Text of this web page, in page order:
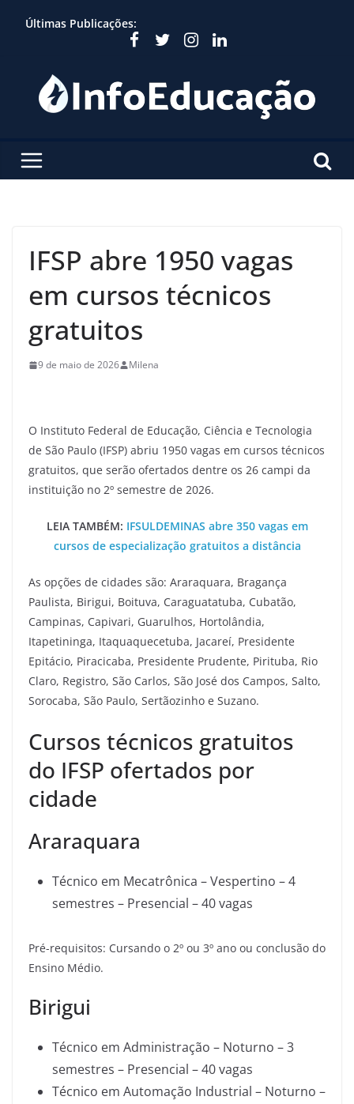
Últimas Publicações:
IFSP abre 1950 vagas
em cursos técnicos
gratuitos
9 de maio de 2026 Milena
O Instituto Federal de Educação, Ciência e Tecnologia
de São Paulo (IFSP) abriu 1950 vagas em cursos técnicos
gratuitos, que serão ofertados dentre os 26 campi da
instituição no 2º semestre de 2026.
LEIA TAMBÉM: IFSULDEMINAS abre 350 vagas em
cursos de especialização gratuitos a distância
As opções de cidades são: Araraquara, Bragança
Paulista, Birigui, Boituva, Caraguatatuba, Cubatão,
Campinas, Capivari, Guarulhos, Hortolândia,
Itapetininga, Itaquaquecetuba, Jacareí, Presidente
Epitácio, Piracicaba, Presidente Prudente, Pirituba, Rio
Claro, Registro, São Carlos, São José dos Campos, Salto,
Sorocaba, São Paulo, Sertãozinho e Suzano.
Cursos técnicos gratuitos
do IFSP ofertados por
cidade
Araraquara
Técnico em Mecatrônica – Vespertino – 4
semestres – Presencial – 40 vagas
Pré-requisitos: Cursando o 2º ou 3º ano ou conclusão do
Ensino Médio.
Birigui
Técnico em Administração – Noturno – 3
semestres – Presencial – 40 vagas
Técnico em Automação Industrial – Noturno –